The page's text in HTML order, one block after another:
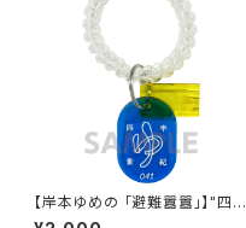
【岸本ゆめの 「避難囂囂」】"四半
世紀"ロッカーキー